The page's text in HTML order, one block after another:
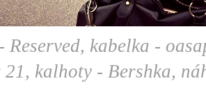
Reserved, kabelka -
21, kalhoty - Bershka,